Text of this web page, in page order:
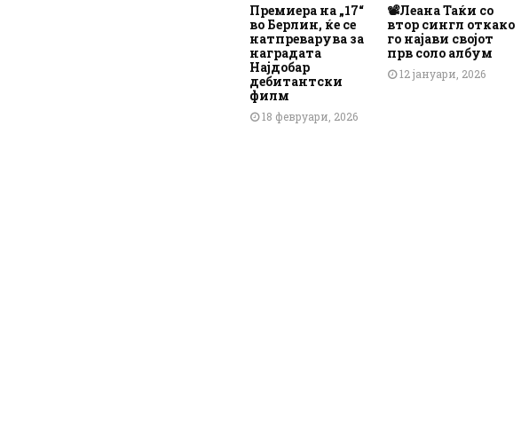
Премиера на „17“
во Берлин, ќе се
натпреварува за
наградата
Најдобар
дебитантски
филм
18 февруари, 2026
📽️Леана Таќи со
втор сингл откако
го најави својот
прв соло албум
12 јануари, 2026